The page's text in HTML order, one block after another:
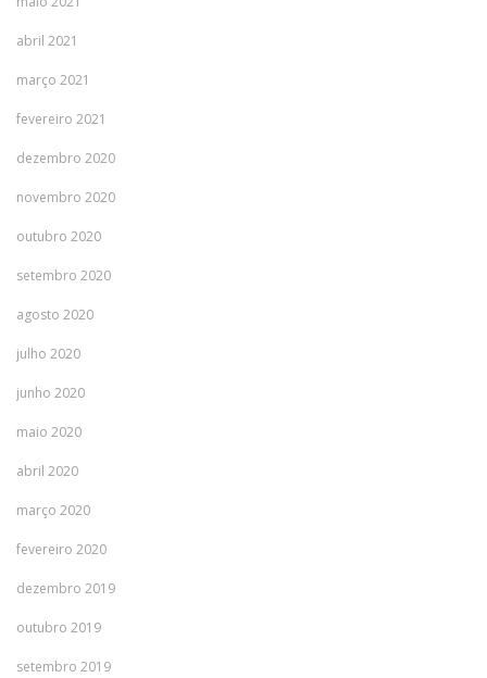
abril 2021
março 2021
fevereiro 2021
dezembro 2020
novembro 2020
outubro 2020
setembro 2020
agosto 2020
julho 2020
junho 2020
maio 2020
abril 2020
março 2020
fevereiro 2020
dezembro 2019
outubro 2019
setembro 2019